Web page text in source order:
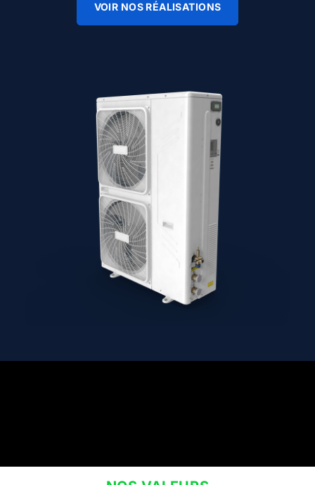
VOIR NOS RÉALISATIONS